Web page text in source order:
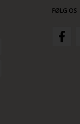
FØLG OS